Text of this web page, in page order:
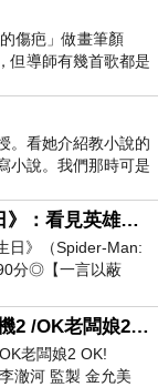
傷疤」做畫筆顏
但導師有幾首歌都是
。看她介紹教小說的
小說。我們那時可是
影評--《蜘蛛人：重生日》：看見英雄的孤獨與重生
日》（Spider-Man:
分◎【一言以蔽
會放下孤獨、
特務搞飛機2 /特務打爆機2 /OK老闆娘2 OK! Madam: Bon Voyage
老闆娘2 OK!
澈河 監製 金允美